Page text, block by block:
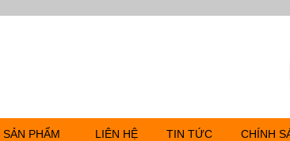
SẢN PHẨM LIÊN HỆ TIN TỨC CHÍNH